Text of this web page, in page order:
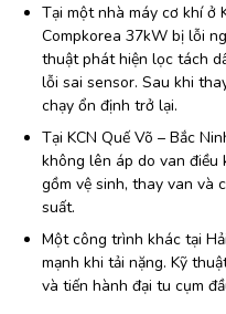
Tại một nhà máy cơ khí ở
Compkorea 37kW bị lỗi
thuật phát hiện lọc tách
lỗi sai sensor. Sau khi
chạy ổn định trở lại.
Tại KCN Quế Võ – Bắc
không lên áp do van điều
gồm vệ sinh, thay van và
suất.
Một công trình khác tại
mạnh khi tải nặng. Kỹ
và tiến hành đại tu cụm